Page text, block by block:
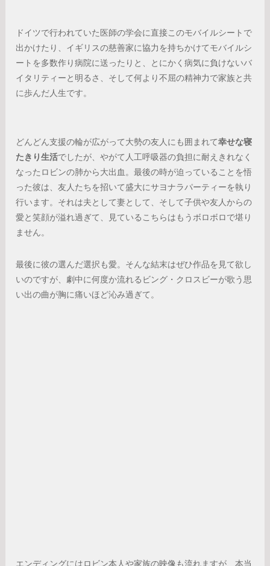
ドイツで行われていた医師の学会に直接このモバイルシートで
出かけたり、イギリスの慈善家に協力を持ちかけてモバイルシ
ートを多数作り病院に送ったりと、とにかく病気に負けないバ
イタリティーと明るさ、そして何より不屈の精神力で家族と共
に歩んだ人生です。
どんどん支援の輪が広がって大勢の友人にも囲まれて幸せな寝
たきり生活でしたが、やがて人工呼吸器の負担に耐えきれなく
なったロビンの肺から大出血。最後の時が迫っていることを悟
った彼は、友人たちを招いて盛大にサヨナラパーティーを執り
行います。それは夫として妻として、そして子供や友人からの
愛と笑顔が溢れ過ぎて、見ているこちらはもうボロボロで堪り
ません。
最後に彼の選んだ選択も愛。そんな結末はぜひ作品を見て欲し
いのですが、劇中に何度か流れるビング・クロスビーが歌う思
い出の曲が胸に痛いほど沁み過ぎて。
エンディングにはロビン本人や家族の映像も流れますが、本当